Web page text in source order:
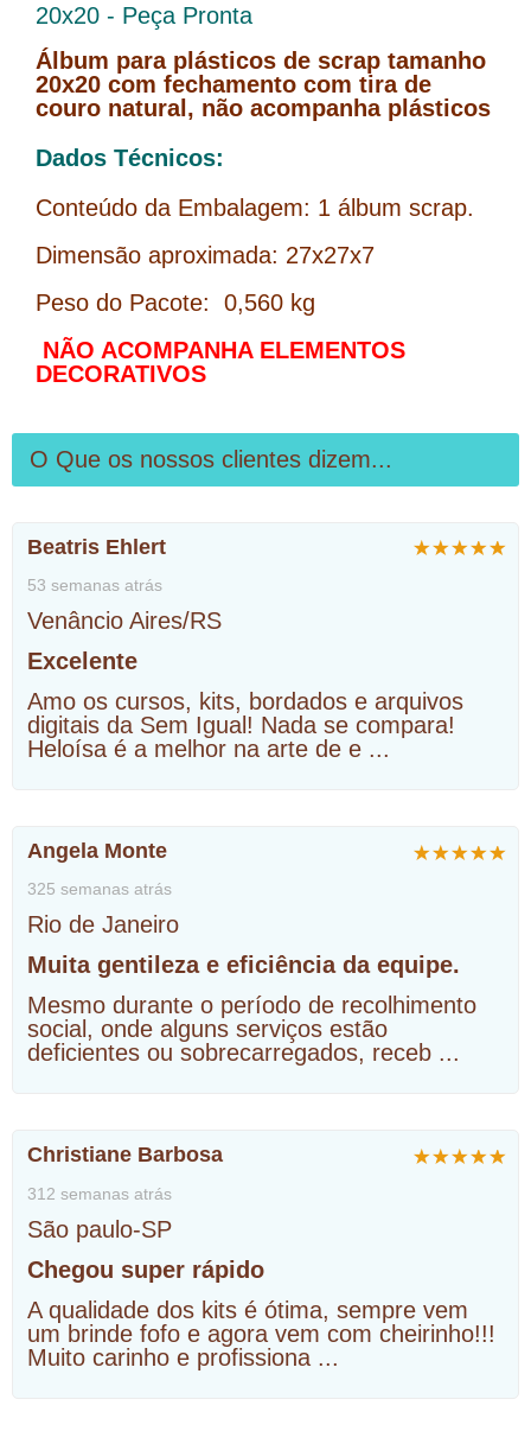
20x20 - Peça Pronta
Álbum para plásticos de scrap tamanho
20x20 com fechamento com tira de
couro natural, não acompanha plásticos
Dados Técnicos:
Conteúdo da Embalagem: 1 álbum scrap.
Dimensão aproximada: 27x27x7
Peso do Pacote: 0,560 kg
NÃO ACOMPANHA ELEMENTOS
DECORATIVOS
O Que os nossos clientes dizem...
Beatris Ehlert
53 semanas atrás
Venâncio Aires/RS
Excelente
Amo os cursos, kits, bordados e arquivos
digitais da Sem Igual! Nada se compara!
Heloísa é a melhor na arte de e ...
Angela Monte
325 semanas atrás
Rio de Janeiro
Muita gentileza e eficiência da equipe.
Mesmo durante o período de recolhimento
social, onde alguns serviços estão
deficientes ou sobrecarregados, receb ...
Christiane Barbosa
312 semanas atrás
São paulo-SP
Chegou super rápido
A qualidade dos kits é ótima, sempre vem
um brinde fofo e agora vem com cheirinho!!!
Muito carinho e profissiona ...